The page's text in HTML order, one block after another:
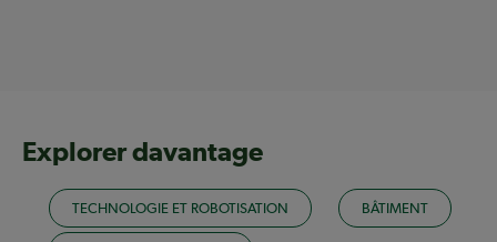
Explorer davantage
TECHNOLOGIE ET ROBOTISATION BÂTIMENT